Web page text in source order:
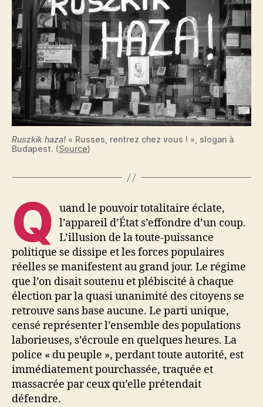
bat
Ruszkik haza! « Russes, rentrez chez vous ! », slogan à
Budapest. (Source)
Q uand le pouvoir totalitaire éclate,
l’appareil d’État s’effondre d’un coup.
L’illusion de la toute-puissance
politique se dissipe et les forces populaires
réelles se manifestent au grand jour. Le régime
que l’on disait soutenu et plébiscité à chaque
élection par la quasi unanimité des citoyens se
retrouve sans base aucune. Le parti unique,
censé représenter l’ensemble des populations
laborieuses, s’écroule en quelques heures. La
police « du peuple », perdant toute autorité, est
immédiatement pourchassée, traquée et
massacrée par ceux qu’elle prétendait
défendre.